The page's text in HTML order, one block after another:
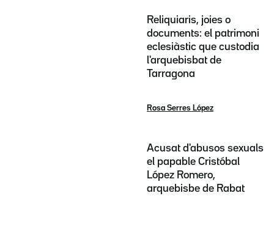
Reliquiaris, joies o
documents: el patrimoni
eclesiàstic que custodia
l'arquebisbat de
Tarragona
Rosa Serres López
Acusat d'abusos sexuals
el papable Cristóbal
López Romero,
arquebisbe de Rabat